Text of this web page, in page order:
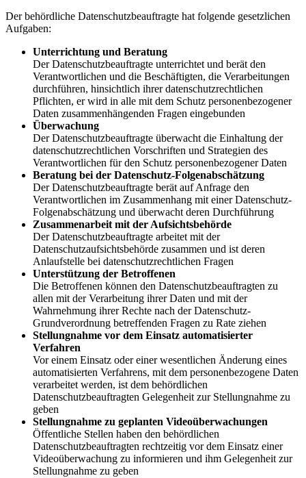
Der behördliche Datenschutzbeauftragte hat folgende gesetzlichen
Aufgaben:
Unterrichtung und Beratung
Der Datenschutzbeauftragte unterrichtet und berät den
Verantwortlichen und die Beschäftigten, die Verarbeitungen
durchführen, hinsichtlich ihrer datenschutzrechtlichen
Pflichten, er wird in alle mit dem Schutz personenbezogener
Daten zusammenhängenden Fragen eingebunden
Überwachung
Der Datenschutzbeauftragte überwacht die Einhaltung der
datenschutzrechtlichen Vorschriften und Strategien des
Verantwortlichen für den Schutz personenbezogener Daten
Beratung bei der Datenschutz-Folgenabschätzung
Der Datenschutzbeauftragte berät auf Anfrage den
Verantwortlichen im Zusammenhang mit einer Datenschutz-
Folgenabschätzung und überwacht deren Durchführung
Zusammenarbeit mit der Aufsichtsbehörde
Der Datenschutzbeauftragte arbeitet mit der
Datenschutzaufsichtsbehörde zusammen und ist deren
Anlaufstelle bei datenschutzrechtlichen Fragen
Unterstützung der Betroffenen
Die Betroffenen können den Datenschutzbeauftragten zu
allen mit der Verarbeitung ihrer Daten und mit der
Wahrnehmung ihrer Rechte nach der Datenschutz-
Grundverordnung betreffenden Fragen zu Rate ziehen
Stellungnahme vor dem Einsatz automatisierter
Verfahren
Vor einem Einsatz oder einer wesentlichen Änderung eines
automatisierten Verfahrens, mit dem personenbezogene Daten
verarbeitet werden, ist dem behördlichen
Datenschutzbeauftragten Gelegenheit zur Stellungnahme zu
geben
Stellungnahme zu geplanten Videoüberwachungen
Öffentliche Stellen haben den behördlichen
Datenschutzbeauftragten rechtzeitig vor dem Einsatz einer
Videoüberwachung zu informieren und ihm Gelegenheit zur
Stellungnahme zu geben